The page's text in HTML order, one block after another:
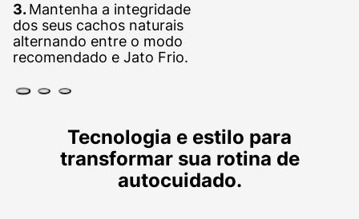
3.Mantenha a integridade
dos seus cachos naturais
alternando entre o modo
recomendado e Jato Frio.
Tecnologia e estilo para
transformar sua rotina de
autocuidado.